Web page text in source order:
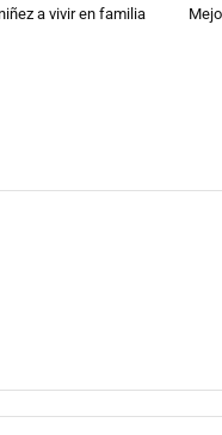
a vivir en familia